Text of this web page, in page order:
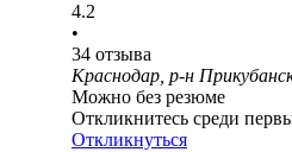
4.2
•
34 отзыва
Краснодар, р-н
Можно без резюме
Откликнитесь среди
Откликнуться